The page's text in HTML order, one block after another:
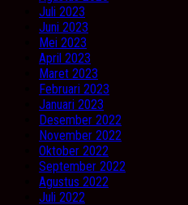
Juli 2023
Juni 2023
Mei 2023
April 2023
Maret 2023
Februari 2023
Januari 2023
Desember 2022
November 2022
Oktober 2022
September 2022
Agustus 2022
Juli 2022